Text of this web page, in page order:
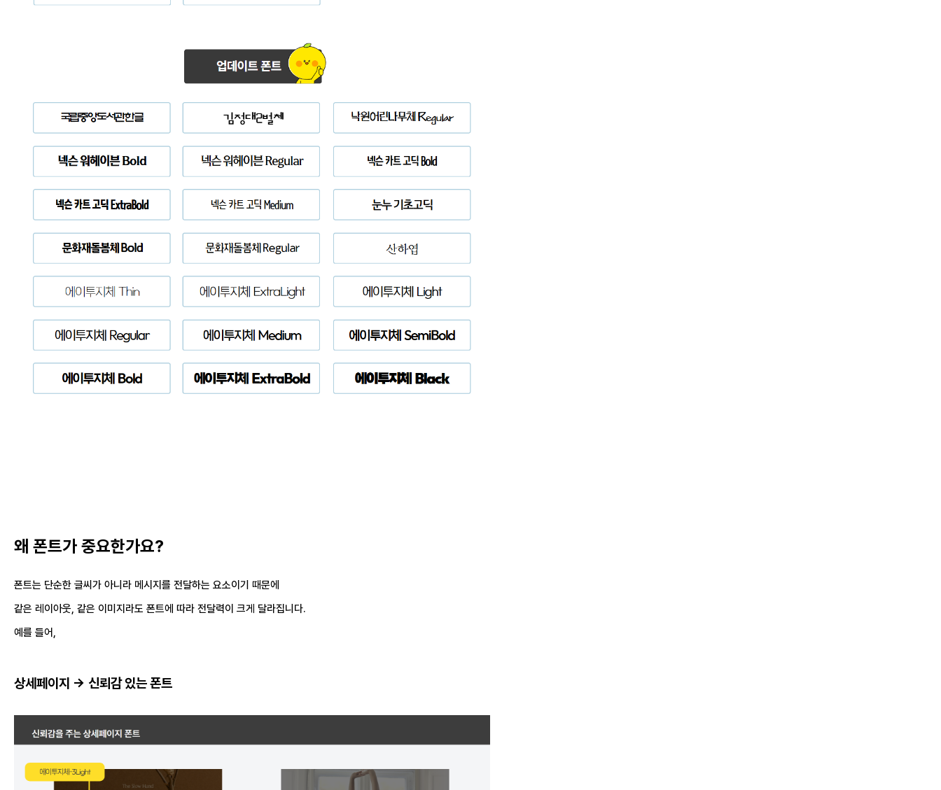
왜 폰트가 중요한가요?
폰트는 단순한 글씨가 아니라 메시지를 전달하는 요소이기 때문에
같은 레이아웃, 같은 이미지라도 폰트에 따라 전달력이 크게 달라집니다.
예를 들어,
상세페이지 -> 신뢰감 있는 폰트